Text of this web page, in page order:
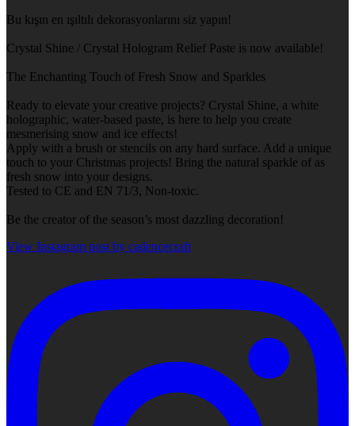
Bu kışın en ışıltılı dekorasyonlarını siz yapın!
Crystal Shine / Crystal Hologram Relief Paste is now available!
The Enchanting Touch of Fresh Snow and Sparkles
Ready to elevate your creative projects? Crystal Shine, a white
holographic, water-based paste, is here to help you create
mesmerising snow and ice effects!
Apply with a brush or stencils on any hard surface. Add a unique
touch to your Christmas projects! Bring the natural sparkle of as
fresh snow into your designs.
Tested to CE and EN 71/3, Non-toxic.
Be the creator of the season’s most dazzling decoration!
View Instagram post by cadencecraft